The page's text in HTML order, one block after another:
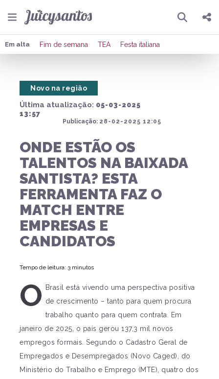
Pesquisar
Compartilhar
Em alta Fim de semana TEA Festa italiana
Última atualização: 05-03-2025
13:57
Publicação: 28-02-2025 12:05
Novo na região
ONDE ESTÃO OS
TALENTOS NA BAIXADA
SANTISTA? ESTA
FERRAMENTA FAZ O
MATCH ENTRE
EMPRESAS E
CANDIDATOS
Tempo de leitura: 3 minutos
O
Brasil está vivendo uma perspectiva positiva
de crescimento – tanto para quem procura
trabalho quanto para quem contrata. Em
janeiro de 2025, o país gerou 137,3 mil novos
empregos formais. Segundo o Cadastro Geral de
Empregados e Desempregados (Novo Caged), do
Ministério do Trabalho e Emprego (MTE), quatro dos